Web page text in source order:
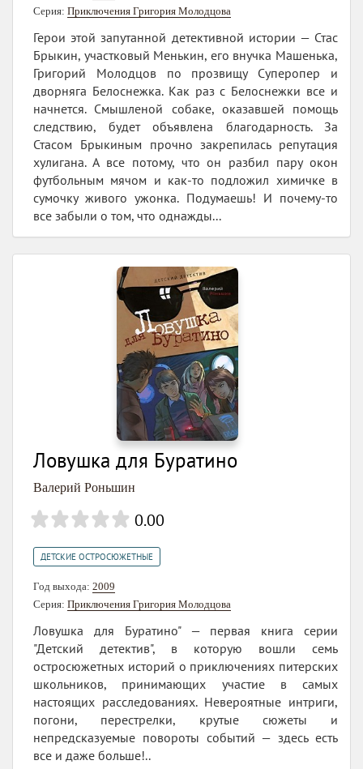
Серия: Приключения Григория Молодцова
Герои этой запутанной детективной истории — Стас
Брыкин, участковый Менькин, его внучка Машенька,
Григорий Молодцов по прозвищу Суперопер и
дворняга Белоснежка. Как раз с Белоснежки все и
начнется. Смышленой собаке, оказавшей помощь
следствию, будет объявлена благодарность. За
Стасом Брыкиным прочно закрепилась репутация
хулигана. А все потому, что он разбил пару окон
футбольным мячом и как-то подложил химичке в
сумочку живого ужонка. Подумаешь! И почему-то
все забыли о том, что однажды...
Ловушка для Буратино
Валерий Роньшин
0.00
ДЕТСКИЕ ОСТРОСЮЖЕТНЫЕ
Год выхода: 2009
Серия: Приключения Григория Молодцова
Ловушка для Буратино" — первая книга серии
"Детский детектив", в которую вошли семь
остросюжетных историй о приключениях питерских
школьников, принимающих участие в самых
настоящих расследованиях. Невероятные интриги,
погони, перестрелки, крутые сюжеты и
непредсказуемые повороты событий — здесь есть
все и даже больше!..